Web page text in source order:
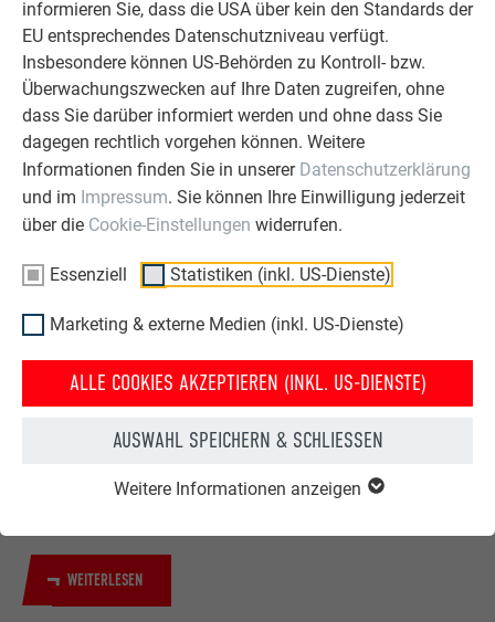
informieren Sie, dass die USA über kein den Standards der
EU entsprechendes Datenschutzniveau verfügt.
Insbesondere können US-Behörden zu Kontroll- bzw.
Überwachungszwecken auf Ihre Daten zugreifen, ohne
dass Sie darüber informiert werden und ohne dass Sie
dagegen rechtlich vorgehen können. Weitere
Informationen finden Sie in unserer Datenschutzerklärung
und im Impressum. Sie können Ihre Einwilligung jederzeit
über die Cookie-Einstellungen widerrufen.
Essenziell Statistiken (inkl. US-Dienste)
Marketing & externe Medien (inkl. US-Dienste)
ALLE COOKIES AKZEPTIEREN (INKL. US-DIENSTE)
AUSWAHL SPEICHERN & SCHLIESSEN
Weitere Informationen anzeigen
Sanieren von Dach und Fassade zum Kinderspiel – und der
WEITERLESEN
HAUS NACH DER
HAUS VOR DER
DACHSANIERUNG MIT PREFA